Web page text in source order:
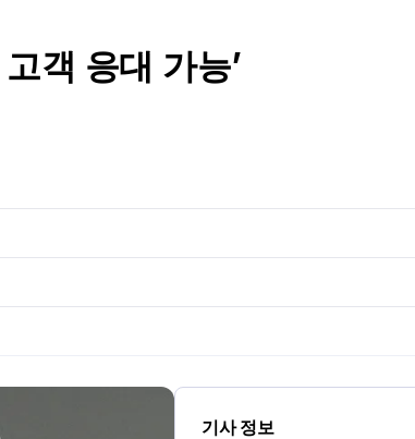
객 응대 가능’
기사 정보